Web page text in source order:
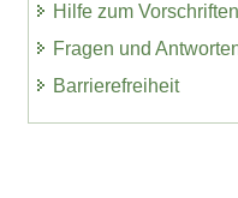
Hilfe zum
Fragen und
Barrierefreiheit